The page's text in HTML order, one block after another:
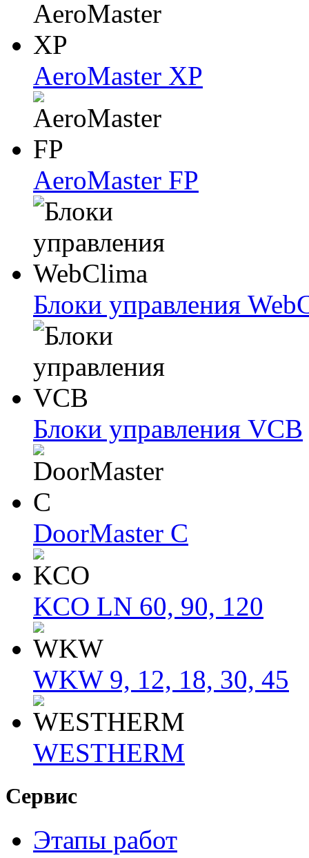
AeroMaster XP
AeroMaster FP
Блоки упрaвлeния
Блоки упрaвлeния VCB
DoorMaster C
KCO LN 60, 90, 120
WKW 9, 12, 18, 30, 45
WESTHERM
Сервис
Этапы работ